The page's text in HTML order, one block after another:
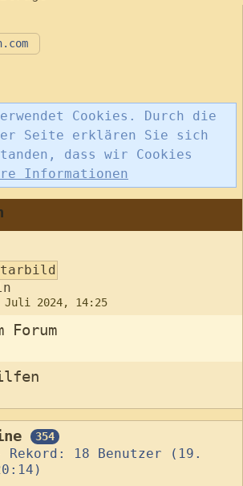
Cookies. Durch die
Seite erklären Sie sich
dass wir Cookies
Informationen
Juli 2024, 14:25
Forum
354
Rekord: 18 Benutzer ( 19.
)